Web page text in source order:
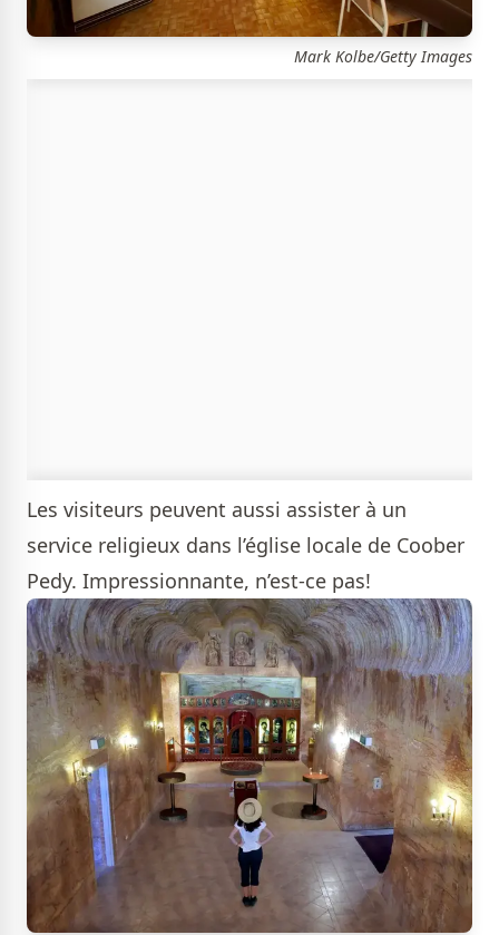
Mark Kolbe/Getty Images
Les visiteurs peuvent aussi assister à un
service religieux dans l’église locale de Coober
Pedy. Impressionnante, n’est-ce pas!